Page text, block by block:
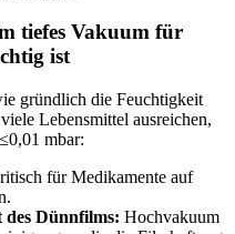
tiefes Vakuum für
ist
gründlich die Feuchtigkeit
Lebensmittel ausreichen,
mbar:
für Medikamente auf
Dünnfilms: Hochvakuum